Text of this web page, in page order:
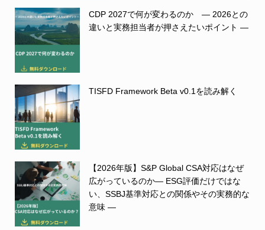
CDP 2027で何が変わるのか ― 2026との
違いと実務担当者が押さえたいポイント ―
TISFD Framework Beta v0.1を読み解く
【2026年版】S&P Global CSA対応はなぜ
広がっているのか― ESG評価だけではな
い、SSBJ基準対応との関係やその実務的な
意味 ―